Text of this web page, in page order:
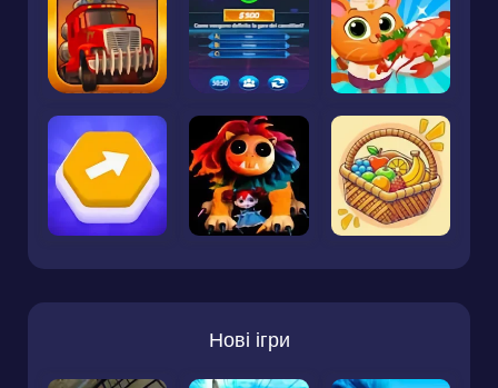
Нові ігри